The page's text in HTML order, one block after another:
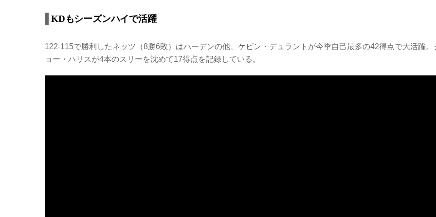
KDもシーズンハイで活躍
122-115で勝利したネッツ（8勝6敗）はハーデンの他、ケビン・デュラントが今季自己最多の42得点で大活躍。
ョー・ハリスが4本のスリーを沈めて17得点を記録している。